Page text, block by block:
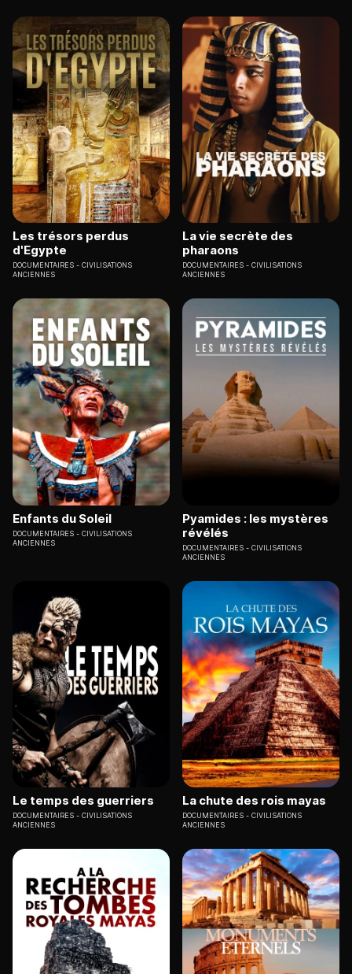
Les trésors perdus
d'Egypte
DOCUMENTAIRES
CIVILISATIONS
ANCIENNES
La vie secrète des
pharaons
DOCUMENTAIRES
CIVILISATIONS
ANCIENNES
Enfants du Soleil
DOCUMENTAIRES
CIVILISATIONS
ANCIENNES
Pyamides : les mystères
révélés
DOCUMENTAIRES
CIVILISATIONS
ANCIENNES
Le temps des guerriers
DOCUMENTAIRES
CIVILISATIONS
ANCIENNES
La chute des rois mayas
DOCUMENTAIRES
CIVILISATIONS
ANCIENNES